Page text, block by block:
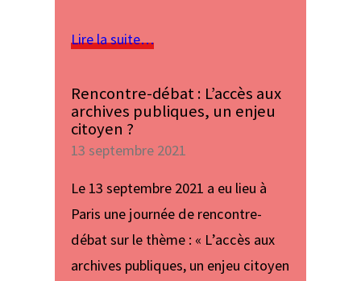
Lire la suite…
Rencontre-débat : L’accès aux
archives publiques, un enjeu
citoyen ?
13 septembre 2021
Le 13 septembre 2021 a eu lieu à
Paris une journée de rencontre-
débat sur le thème : « L’accès aux
archives publiques, un enjeu citoyen